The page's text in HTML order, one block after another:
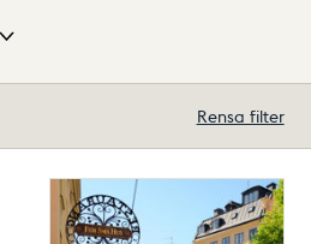
Rensa filter